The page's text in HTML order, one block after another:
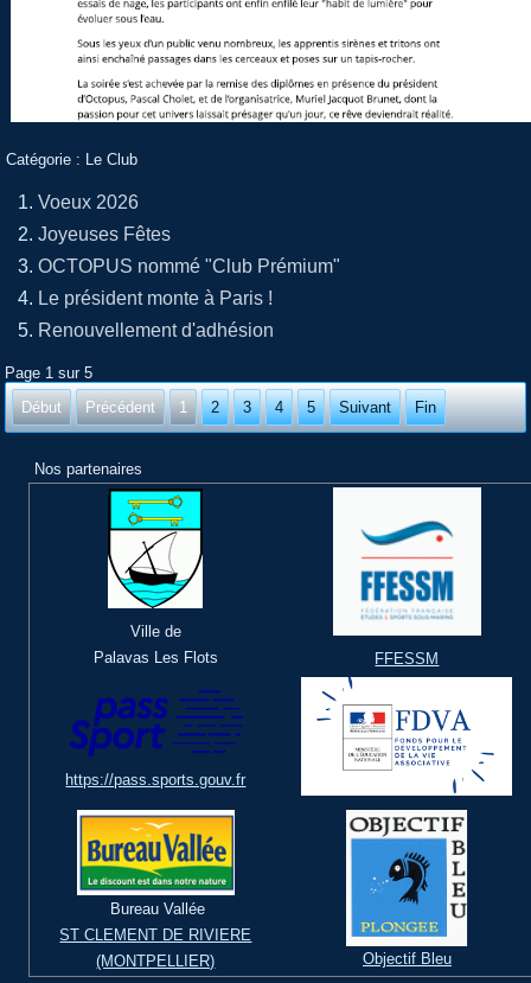
Catégorie : Le Club
Voeux 2026
Joyeuses Fêtes
OCTOPUS nommé "Club Prémium"
Le président monte à Paris !
Renouvellement d'adhésion
Page 1 sur 5
Début
Précédent 1 2 3 4 5 Suivant Fin
Nos partenaires
Ville de
Palavas Les Flots
FFESSM
https://pass.sports.gouv.fr
Bureau Vallée
ST CLEMENT DE RIVIERE
(MONTPELLIER)
Objectif Bleu